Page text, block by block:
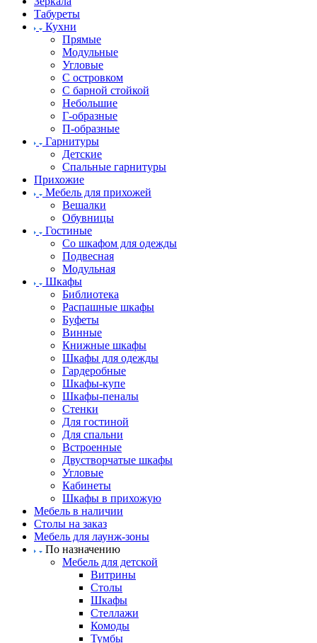
Табуреты
Кухни
Прямые
Модульные
Угловые
С островком
С барной стойкой
Небольшие
Г-образные
П-образные
Гарнитуры
Детские
Спальные гарнитуры
Прихожие
Мебель для прихожей
Вешалки
Обувницы
Гостиные
Со шкафом для одежды
Подвесная
Модульная
Шкафы
Библиотека
Распашные шкафы
Буфеты
Винные
Книжные шкафы
Шкафы для одежды
Гардеробные
Шкафы-купе
Шкафы-пеналы
Стенки
Для гостиной
Для спальни
Встроенные
Двустворчатые шкафы
Угловые
Кабинеты
Шкафы в прихожую
Мебель в наличии
Столы на заказ
Мебель для лаунж-зоны
По назначению
Мебель для детской
Витрины
Столы
Шкафы
Стеллажи
Комоды
Тумбы